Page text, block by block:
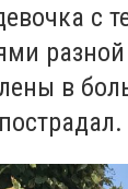
с
разной
в